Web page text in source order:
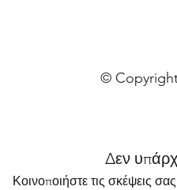
Δεν
Κοινοποιήστε τις σκέψεις
©